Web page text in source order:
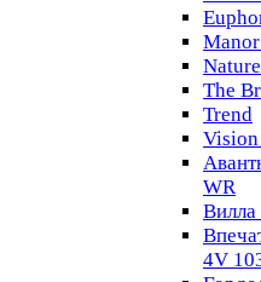
Nature
The
Trend
WR
4V